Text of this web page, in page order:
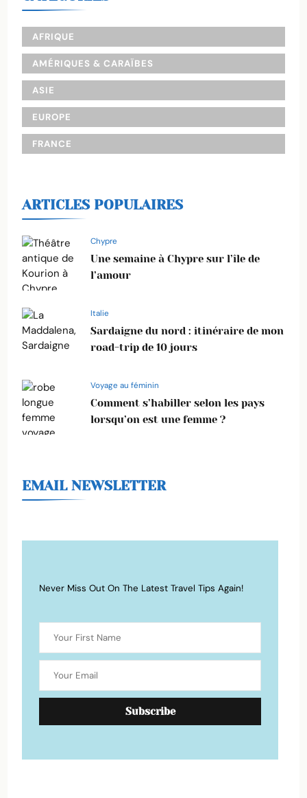
AFRIQUE
AMÉRIQUES & CARAÏBES
ASIE
EUROPE
FRANCE
ARTICLES POPULAIRES
Chypre
Une semaine à Chypre sur l’île de
l’amour
Italie
Sardaigne du nord : itinéraire de mon
road-trip de 10 jours
Voyage au féminin
Comment s’habiller selon les pays
lorsqu’on est une femme ?
EMAIL NEWSLETTER
Never Miss Out On The Latest Travel Tips Again!